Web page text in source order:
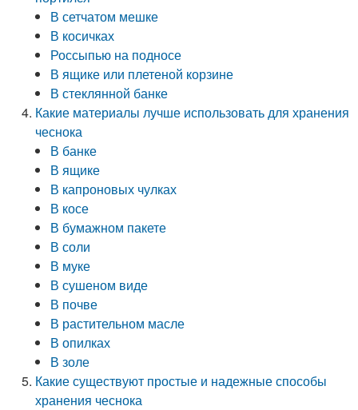
В сетчатом мешке
В косичках
Россыпью на подносе
В ящике или плетеной корзине
В стеклянной банке
Какие материалы лучше использовать для хранения
чеснока
В банке
В ящике
В капроновых чулках
В косе
В бумажном пакете
В соли
В муке
В сушеном виде
В почве
В растительном масле
В опилках
В золе
Какие существуют простые и надежные способы
хранения чеснока